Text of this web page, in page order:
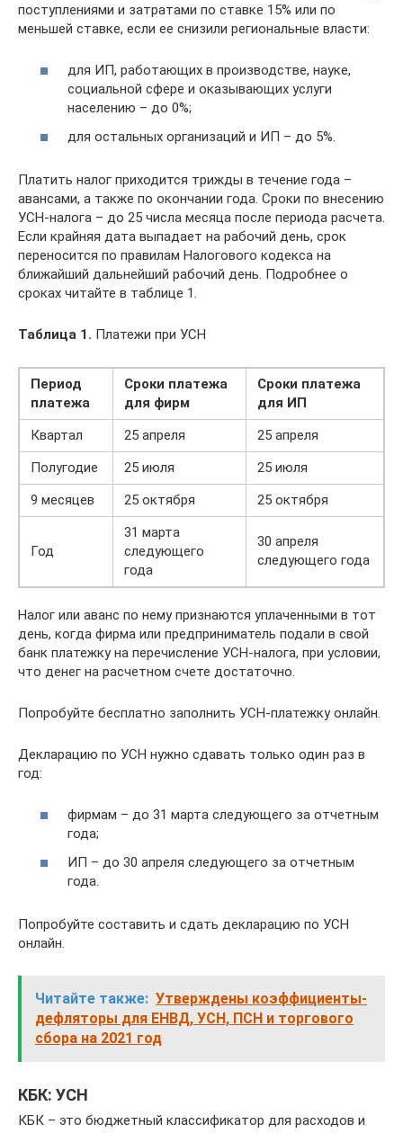
поступлениями и затратами по ставке 15% или по
меньшей ставке, если ее снизили региональные власти:
для ИП, работающих в производстве, науке,
социальной сфере и оказывающих услуги
населению – до 0%;
для остальных организаций и ИП – до 5%.
Платить налог приходится трижды в течение года –
авансами, а также по окончании года. Сроки по внесению
УСН-налога – до 25 числа месяца после периода расчета.
Если крайняя дата выпадает на рабочий день, срок
переносится по правилам Налогового кодекса на
ближайший дальнейший рабочий день. Подробнее о
сроках читайте в таблице 1.
Таблица 1. Платежи при УСН
Период
платежа
Сроки платежа
для фирм
Сроки платежа
для ИП
Квартал
25 апреля
25 апреля
Полугодие
25 июля
25 июля
9 месяцев
25 октября 25 октября
Год
31 марта
следующего
года
30 апреля
следующего года
Налог или аванс по нему признаются уплаченными в тот
день, когда фирма или предприниматель подали в свой
банк платежку на перечисление УСН-налога, при условии,
что денег на расчетном счете достаточно.
Попробуйте бесплатно заполнить УСН-платежку онлайн.
Декларацию по УСН нужно сдавать только один раз в
год:
фирмам – до 31 марта следующего за отчетным
года;
ИП – до 30 апреля следующего за отчетным
года.
Попробуйте составить и сдать декларацию по УСН
онлайн.
Читайте также: Утверждены коэффициенты-
дефляторы для ЕНВД, УСН, ПСН и торгового
сбора на 2021 год
КБК: УСН
КБК – это бюджетный классификатор для расходов и